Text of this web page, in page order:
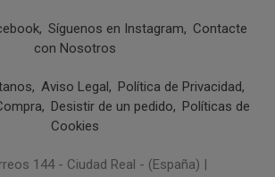
Síguenos en Instagram
Contacte
con Nosotros
Aviso Legal
Política de Privacidad
Desistir de un pedido
Políticas de
Cookies
144 - Ciudad Real - (España) |